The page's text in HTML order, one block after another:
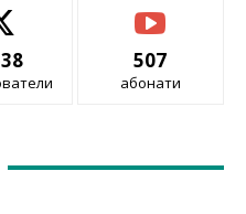
507
абонати